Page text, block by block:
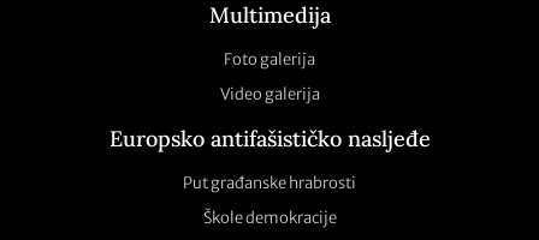
Multimedija
Foto galerija
Video galerija
Europsko antifašističko nasljeđe
Put građanske hrabrosti
Škole demokracije